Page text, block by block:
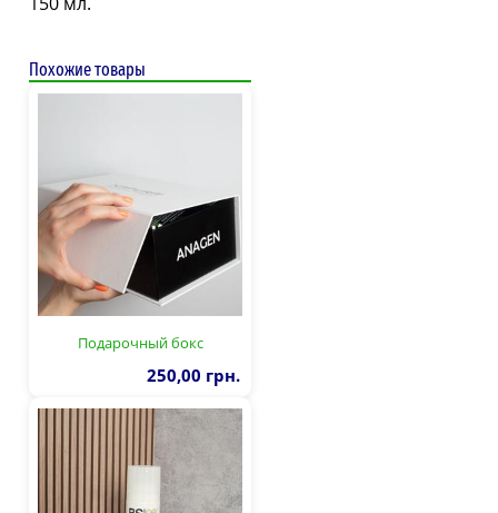
Похожие товары
Подарочный бокс
250,00 грн.